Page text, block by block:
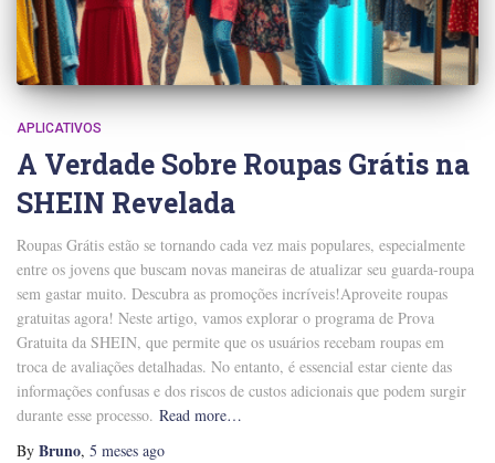
APLICATIVOS
A Verdade Sobre Roupas Grátis na
SHEIN Revelada
Roupas Grátis estão se tornando cada vez mais populares, especialmente
entre os jovens que buscam novas maneiras de atualizar seu guarda-roupa
sem gastar muito. Descubra as promoções incríveis!Aproveite roupas
gratuitas agora! Neste artigo, vamos explorar o programa de Prova
Gratuita da SHEIN, que permite que os usuários recebam roupas em
troca de avaliações detalhadas. No entanto, é essencial estar ciente das
informações confusas e dos riscos de custos adicionais que podem surgir
durante esse processo. Read more…
By Bruno, 5 meses ago